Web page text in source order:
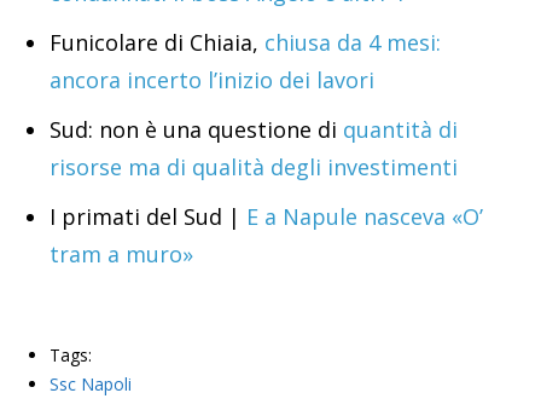
Funicolare di Chiaia, chiusa da 4 mesi:
ancora incerto l’inizio dei lavori
Sud: non è una questione di quantità di
risorse ma di qualità degli investimenti
I primati del Sud | E a Napule nasceva «O’
tram a muro»
Tags:
Ssc Napoli